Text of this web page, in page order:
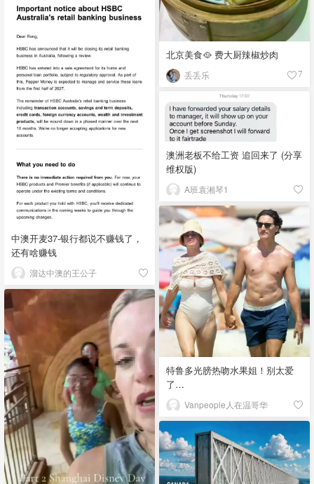
北京美食🥘 费大厨辣椒炒肉
丢丢乐 7
中澳开麦37-银行都说不赚钱了，
还有啥赚钱
溜达中澳的王公子
澳洲老板不给工资 追回来了 (分享
维权版)
A班袁湘琴1
特鲁多光膀热吻水果姐！别太爱
了…
Vanpeople人在温哥华